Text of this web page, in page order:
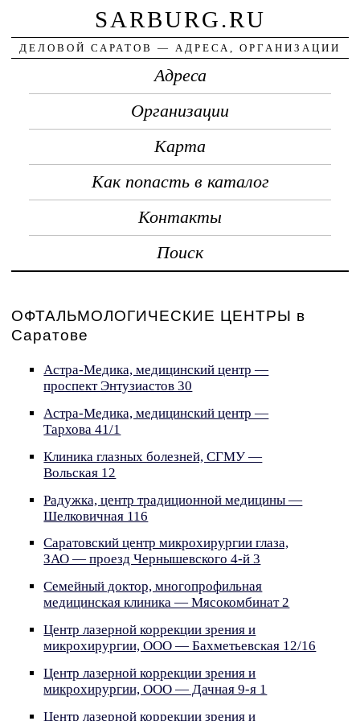
SARBURG.RU
ДЕЛОВОЙ САРАТОВ — АДРЕСА, ОРГАНИЗАЦИИ
Адреса
Организации
Карта
Как попасть в каталог
Контакты
Поиск
ОФТАЛЬМОЛОГИЧЕСКИЕ ЦЕНТРЫ в
Саратове
Астра-Медика, медицинский центр —
проспект Энтузиастов 30
Астра-Медика, медицинский центр —
Тархова 41/1
Клиника глазных болезней, СГМУ —
Вольская 12
Радужка, центр традиционной медицины —
Шелковичная 116
Саратовский центр микрохирургии глаза,
ЗАО — проезд Чернышевского 4-й 3
Семейный доктор, многопрофильная
медицинская клиника — Мясокомбинат 2
Центр лазерной коррекции зрения и
микрохирургии, ООО — Бахметьевская 12/16
Центр лазерной коррекции зрения и
микрохирургии, ООО — Дачная 9-я 1
Центр лазерной коррекции зрения и